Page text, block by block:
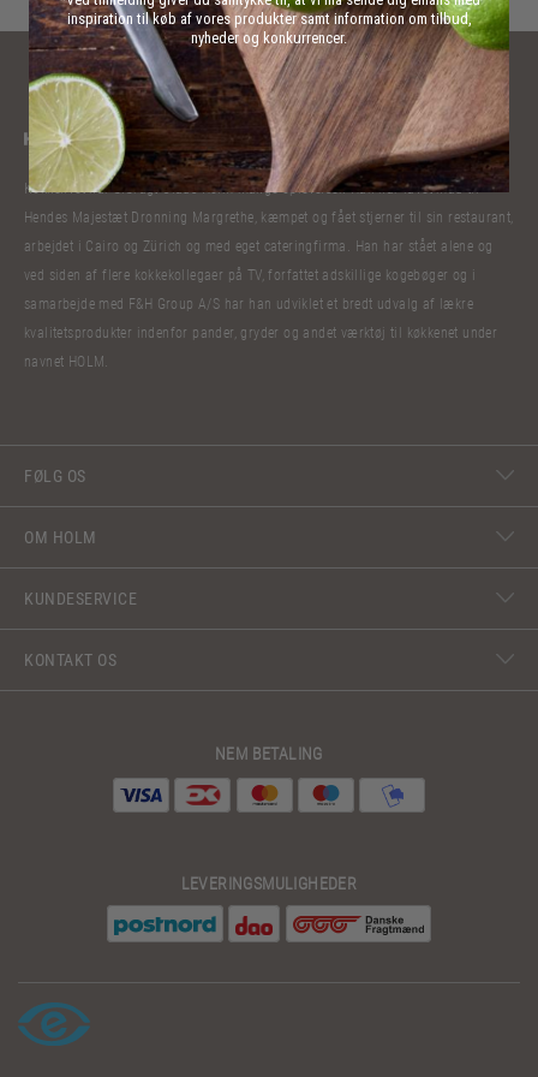
Kokkelivet har bibragt Claus Holm mange oplevelser. Han har lavet mad til
Hendes Majestæt Dronning Margrethe, kæmpet og fået stjerner til sin restaurant,
arbejdet i Cairo og Zürich og med eget cateringfirma. Han har stået alene og
ved siden af flere kokkekollegaer på TV, forfattet adskillige kogebøger og i
samarbejde med F&H Group A/S har han udviklet et bredt udvalg af lækre
kvalitetsprodukter indenfor pander, gryder og andet værktøj til køkkenet under
navnet HOLM.
FØLG OS
OM HOLM
KUNDESERVICE
KONTAKT OS
NEM BETALING
LEVERINGSMULIGHEDER
inspiration til køb af vores produkter samt information om tilbud,
nyheder og konkurrencer.